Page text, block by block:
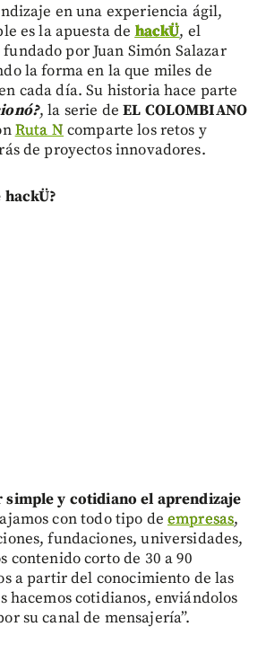
en una experiencia ágil,
es la apuesta de hackÜ, el
por Juan Simón Salazar
la forma en la que miles de
cada día. Su historia hace parte
, la serie deEL COLOMBIANO
Ruta N comparte los retos y
de proyectos innovadores.
simple y cotidiano el aprendizaje
con todo tipo deempresas,
fundaciones, universidades,
contenido corto de 30 a 90
a partir del conocimiento de las
hacemos cotidianos, enviándolos
su canal de mensajería”.